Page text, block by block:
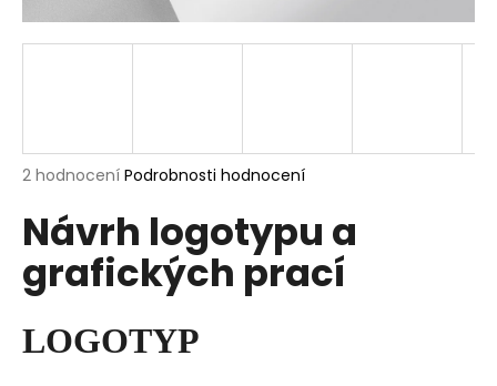
Průměrné
produktu
je
z
5
2 hodnocení Podrobnosti hodnocení
Návrh logotypu a
grafických prací
LOGOTYP
a
j
?
HLEDAT
D